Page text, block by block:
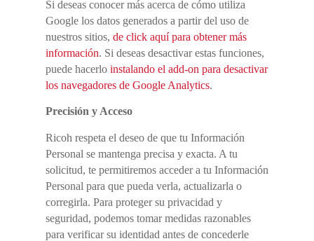
Si deseas conocer más acerca de cómo utiliza
Google los datos generados a partir del uso de
nuestros sitios, de click aquí para obtener más
información. Si deseas desactivar estas funciones,
puede hacerloinstalando el add-on para desactivar
los navegadores de Google Analytics.
Precisión y Acceso
Ricoh respeta el deseo de que tu Información
Personal se mantenga precisa y exacta. A tu
solicitud, te permitiremos acceder a tu Información
Personal para que pueda verla, actualizarla o
corregirla. Para proteger su privacidad y
seguridad, podemos tomar medidas razonables
para verificar su identidad antes de concederle